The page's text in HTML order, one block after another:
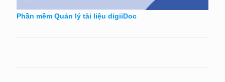
Phần mềm Quản lý tài liệu digiiDoc